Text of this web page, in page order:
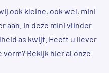
ook kleine, ook wel, mini
aan. In deze mini vlinder
as kwijt. Heeft u liever
Bekijk hier al onze